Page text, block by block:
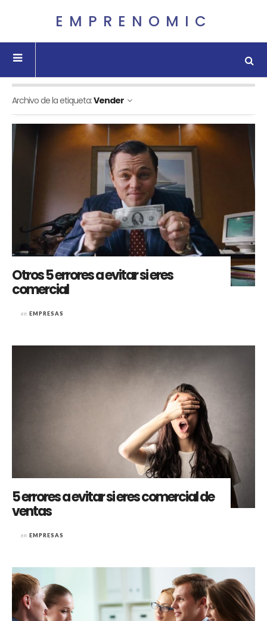
EMPRENOMIC
Archivo de la etiqueta:Vender
Otros 5 errores a evitar si eres
comercial
en EMPRESAS
5 errores a evitar si eres comercial de
ventas
en EMPRESAS